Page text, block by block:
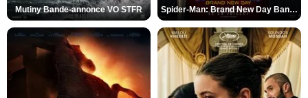
Mutiny Bande-annonce VO STFR Spider-Man: Brand New Day Bande-annonce VO STFR